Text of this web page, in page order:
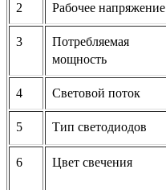
2 Рабочее напряжение
3
Потребляемая
мощность
4 Световой поток
5 Тип светодиодов
6 Цвет свечения